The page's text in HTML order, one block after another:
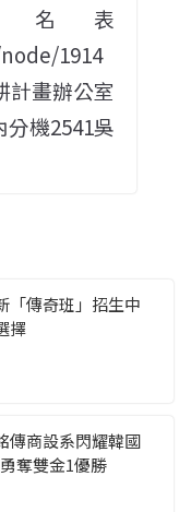
名表
1914
計畫辦公室
分機2541吳
「傳奇班」招生中
擇
傳商設系閃耀韓國
奪雙金1優勝